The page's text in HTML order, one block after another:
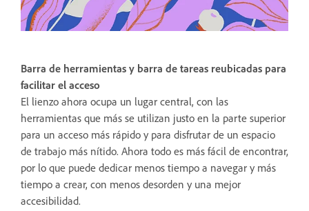
Barra de herramientas y barra de tareas reubicadas para
facilitar el acceso
El lienzo ahora ocupa un lugar central, con las
herramientas que más se utilizan justo en la parte superior
para un acceso más rápido y para disfrutar de un espacio
de trabajo más nítido. Ahora todo es más fácil de encontrar,
por lo que puede dedicar menos tiempo a navegar y más
tiempo a crear, con menos desorden y una mejor
accesibilidad.